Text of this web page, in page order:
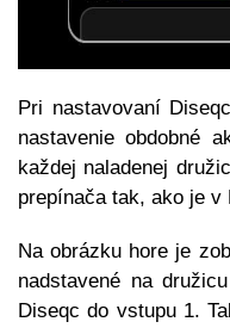
Pri nastavovaní
nastavenie obdobné
každej naladenej
prepínača tak, ako je v
Na obrázku hore je
nadstavené na
Diseqc do vstupu 1.